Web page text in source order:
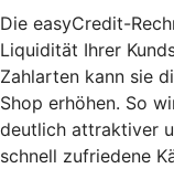
Die easyCredit-
Liquidität Ihrer
Zahlarten kann sie
Shop erhöhen. So
deutlich attraktiver
schnell zufriedene